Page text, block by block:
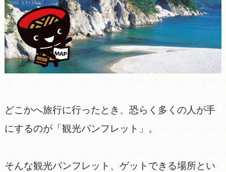
どこかへ旅行に行ったとき、恐らく多くの人が手
にするのが「観光パンフレット」。
そんな観光パンフレット、ゲットできる場所とい